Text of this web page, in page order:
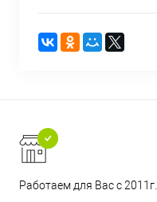
Работаем для Вас с 2011г.